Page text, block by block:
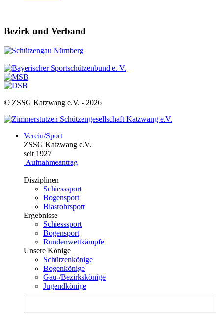
Bezirk und Verband
© ZSSG Katzwang e.V. - 2026
Verein/Sport
ZSSG Katzwang e.V.
seit 1927
Aufnahmeantrag
Disziplinen
Schiesssport
Bogensport
Blasrohrsport
Ergebnisse
Schiesssport
Bogensport
Rundenwettkämpfe
Unsere Könige
Schützenkönige
Bogenkönige
Gau-/Bezirkskönige
Jugendkönige